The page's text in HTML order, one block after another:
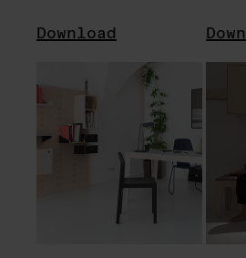
Download